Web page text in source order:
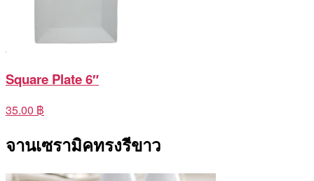
Square Plate 6″
35.00 ฿
จานเซรามิคทรงรีขาว